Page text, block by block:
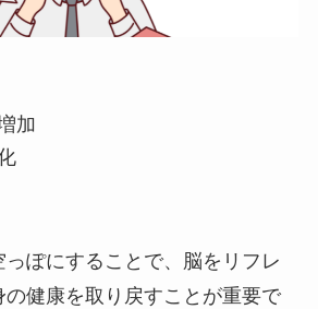
加
ぽにすることで、脳をリフレ
の健康を取り戻すことが重要で